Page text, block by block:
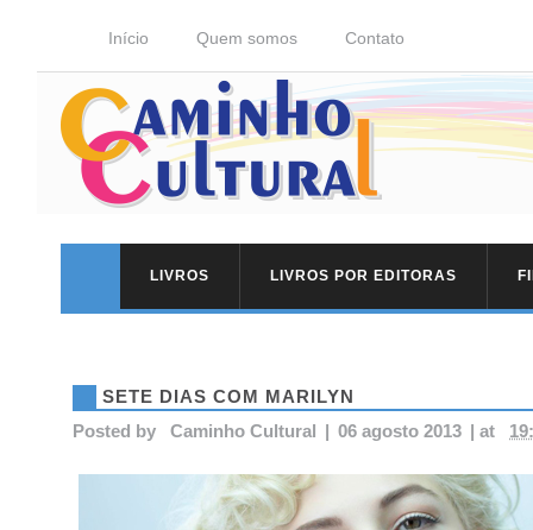
Início Quem somos Contato
LIVROS LIVROS POR EDITORAS
SETE DIAS COM MARILYN
Posted by
Caminho Cultural | 06 agosto 2013 | at